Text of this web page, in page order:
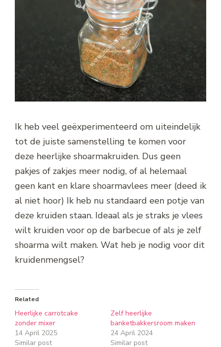
Ik heb veel geëxperimenteerd om uiteindelijk
tot de juiste samenstelling te komen voor
deze heerlijke shoarmakruiden. Dus geen
pakjes of zakjes meer nodig, of al helemaal
geen kant en klare shoarmavlees meer (deed ik
al niet hoor) Ik heb nu standaard een potje van
deze kruiden staan. Ideaal als je straks je vlees
wilt kruiden voor op de barbecue of als je zelf
shoarma wilt maken. Wat heb je nodig voor dit
kruidenmengsel?
Related
Heerlijke carrotcake
zonder mixer
14 April 2025
Similar post
Zelf heerlijke
banketbakkersroom maken
24 April 2024
Similar post